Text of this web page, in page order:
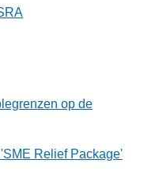
op de
Relief Package'